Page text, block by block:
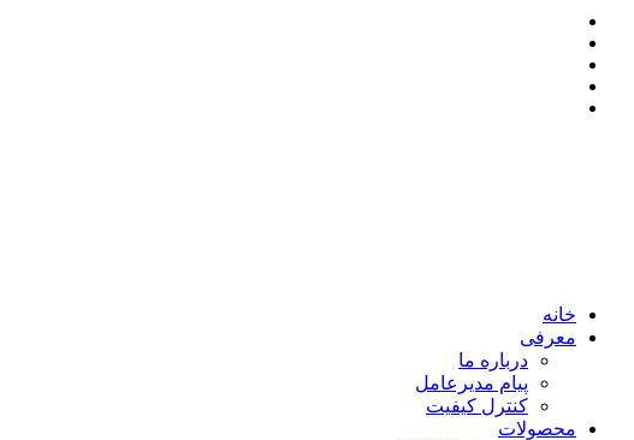
خانه
معرفی
درباره ما
پیام مدیرعامل
کنترل کیفیت
محصولات